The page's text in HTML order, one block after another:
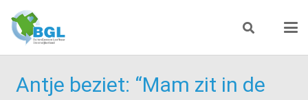
Antje beziet: “Mam zit in de